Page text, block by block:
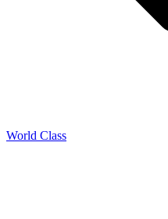
World Class